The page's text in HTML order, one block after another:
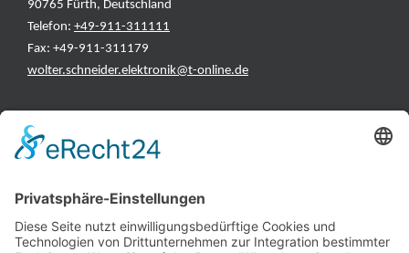
90765 Fürth, Deutschland
Telefon: +49-911-311111
Fax: +49-911-311179
wolter.schneider.elektronik@t-online.de
INFORMATIONEN
Hersteller